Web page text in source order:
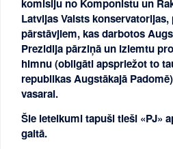
komisiju no Komponistu un
Latvijas Valsts
pārstāvjiem, kas darbotos
Prezidija pārziņā un izlemtu
himnu (obligāti apspriežot to
republikas Augstākajā
vasarai.
Šie ieteikumi tapuši tieši «PJ»
gaitā.